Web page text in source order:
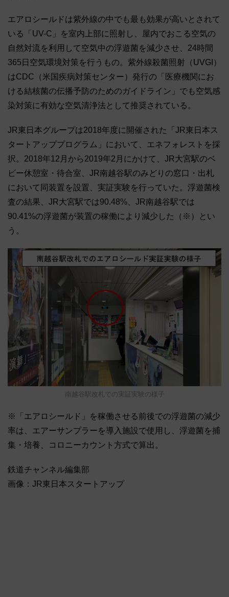
エアロシールドは紫外線の中でも最も効果が高いとされて
いる「UV-C」を室内上部に照射し、屋内でおこる空気の
自然対流を利用して空気中の浮遊菌を減少させ、24時間
365日空気環境対策を行うもの。紫外線殺菌照射（UVGI）
はCDC（米国疾病対策センター）発行の「医療機関にお
ける結核菌の伝播予防のためのガイドライン」でも空気感
染対策に有効な空気清浄法として推奨されている。
JR東日本グループは2018年度に開催された「JR東日本ス
タートアッププログラム」において、エネフォレストを採
択。2018年12月から2019年2月にかけて、JR大宮駅のベ
ビー休憩室・待合室、JR南越谷駅のみどりの窓口・出札
において同装置を設置、実証実験を行っていた。浮遊菌検
査の結果、JR大宮駅では90.48%、JR南越谷駅では
90.41%の浮遊菌が装置の稼働により減少した（※）とい
う。
南越谷駅改札での実証実験の様子
※「エアロシールド」を稼働させる前後での浮遊菌の減少
率は、エアーサンプラーを導入施設で使用し、浮遊菌を捕
集・培養、コロニーカウント方式で算出。
鉄道チャンネル編集部
画像：JR東日本スタートアップ